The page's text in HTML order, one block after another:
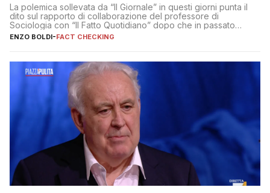
La polemica sollevata da “Il Giornale” in questi giorni punta il
dito sul rapporto di collaborazione del professore di
Sociologia con “Il Fatto Quotidiano” dopo che in passato
erano volati stracci
ENZO BOLDI-FACT CHECKING